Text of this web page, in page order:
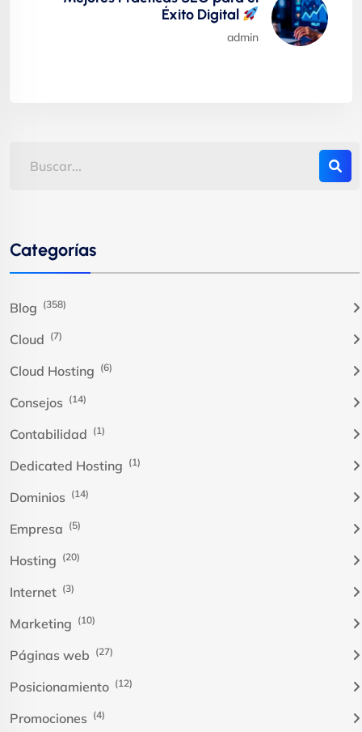
Éxito Digital
admin
Categorías
Blog (358)
Cloud (7)
Cloud Hosting (6)
Consejos (14)
Contabilidad (1)
Dedicated Hosting (1)
Dominios (14)
Empresa (5)
Hosting (20)
Internet (3)
Marketing (10)
Páginas web (27)
Posicionamiento (12)
Promociones (4)